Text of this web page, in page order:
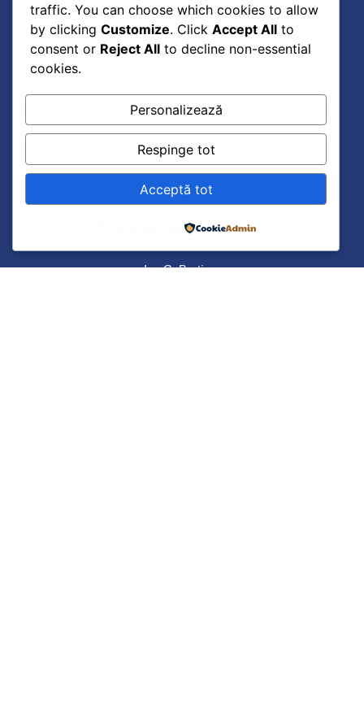
„Sunteti, domnilor, reprezentantii unui popor care
este mandru si poate fi mandru de trecutul sau, si
care trebuie sa aiba mare incredere in viitorul sau.
Nu scadeti rolul pe care el trebuie sa-l aiba in lume;
fiti cat de modesti pentru persoana dumneavoastra,
nu fiti modesti pentru poporul pe care il
Ion C. Bratianu
traffic. You can choose which cookies to allow
by clicking Customize. Click Accept All to
consent or Reject All to decline non-essential
cookies.
Personalizează
Respinge tot
Acceptă tot